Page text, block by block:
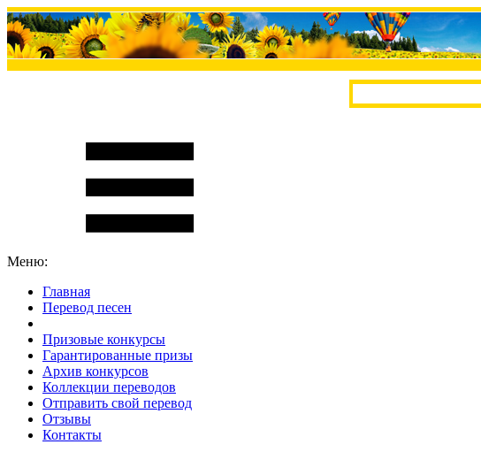
Меню:
Главная
Перевод песен
Призовые конкурсы
Гарантированные призы
Архив конкурсов
Коллекции переводов
Отправить свой перевод
Отзывы
Контакты